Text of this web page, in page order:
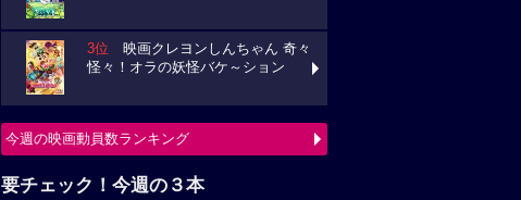
3位 映画クレヨンしんちゃん 奇々
怪々！オラの妖怪バケ～ション
今週の映画動員数ランキング
要チェック！今週の３本